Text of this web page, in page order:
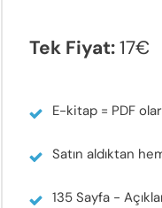
Tek Fiyat:17€
E-kitap = PDF
Satın aldıktan
135 Sayfa -